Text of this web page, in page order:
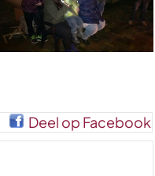
Deel op Facebook